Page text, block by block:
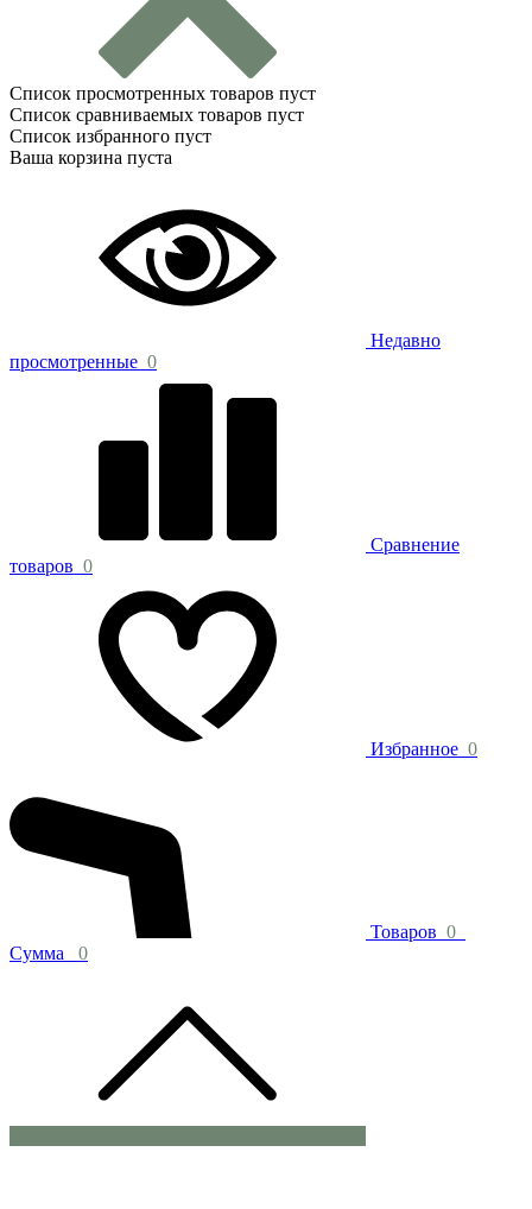
Список просмотренных товаров пуст
Список сравниваемых товаров пуст
Список избранного пуст
Ваша корзина пуста
Недавно
просмотренные 0
Сравнение
товаров 0
Избранное 0
Товаров 0
Сумма
0